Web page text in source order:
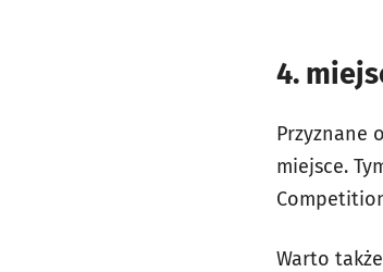
4.
Przyznane
miejsce.
Warto